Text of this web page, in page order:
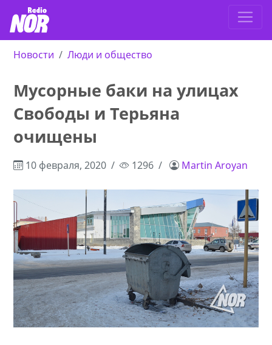
Новости Люди и общество
Мусорные баки на улицах
Свободы и Терьяна
очищены
10 февраля, 2020 1296 Martin Aroyan